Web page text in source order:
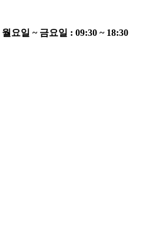
월요일 ~ 금요일 : 09:30 ~ 18:30